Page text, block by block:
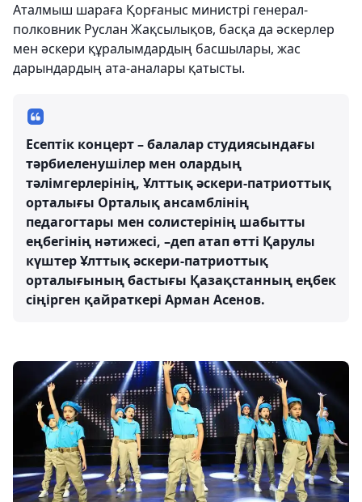
Аталмыш шараға Қорғаныс министрі генерал-
полковник Руслан Жақсылықов, басқа да әскерлер
мен әскери құралымдардың басшылары, жас
дарындардың ата-аналары қатысты.
Есептік концерт – балалар студиясындағы
тәрбиеленушілер мен олардың
тәлімгерлерінің, Ұлттық әскери-патриоттық
орталығы Орталық ансамблінің
педагогтары мен солистерінің шабытты
еңбегінің нәтижесі, –деп атап өтті Қарулы
күштер Ұлттық әскери-патриоттық
орталығының бастығы Қазақстанның еңбек
сіңірген қайраткері Арман Асенов.